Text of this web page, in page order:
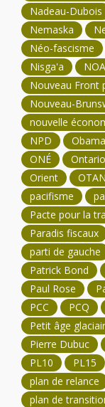
Nadeau-Dubois
Nemaska
Néo-fascisme
Nisga'a
Nouveau Front
Nouveau-
nouvelle
NPD
Obama
ONÉ
Ontario
Orient
OTAN
pacifisme
Pacte pour la
Paradis fiscaux
parti de gauche
Patrick Bond
Paul Rose
PCC
PCQ
Petit âge
Pierre Dubuc
PL10
PL15
plan de relance
plan de